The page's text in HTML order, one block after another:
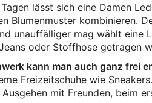
lässt sich eine Damen
Blumenmuster kombinieren.
unauffälliger mag wählt eine
oder Stoffhose getragen
kann man auch ganz frei
Freizeitschuhe wie
mit Freunden, beim